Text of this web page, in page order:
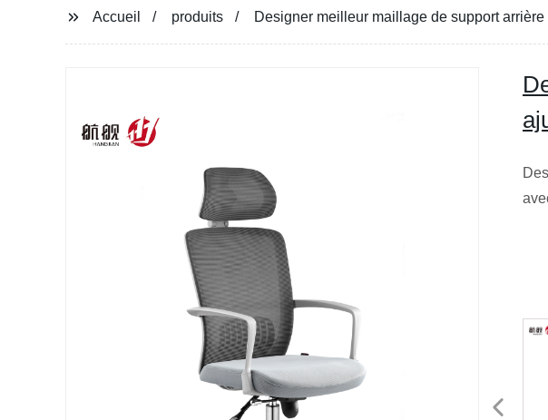
Accueil produits Designer meilleur maillage de support